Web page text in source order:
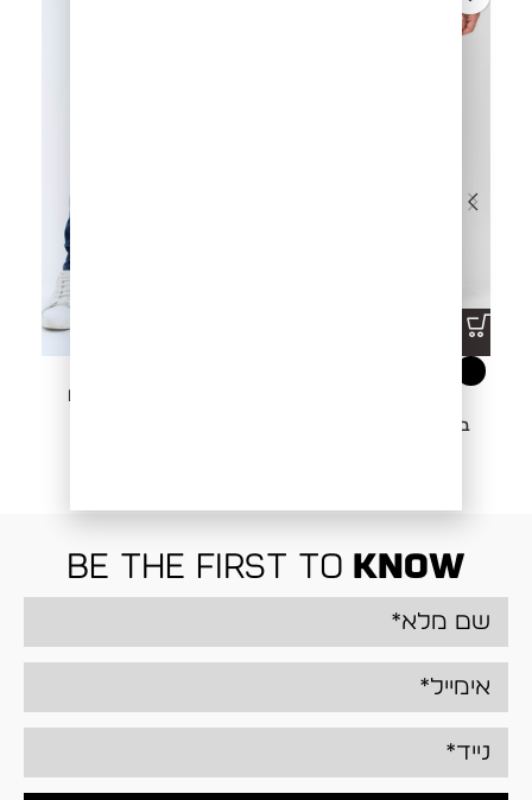
ברמודה ג'ינס צבעוני 207
be the first to know